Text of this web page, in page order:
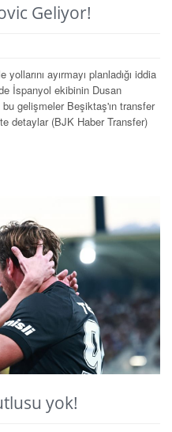
Geliyor!
ayırmayı planladığı iddia
İspanyol ekibinin Dusan
gelişmeler Beşiktaş'ın transfer
detaylar (BJK Haber Transfer)
yok!